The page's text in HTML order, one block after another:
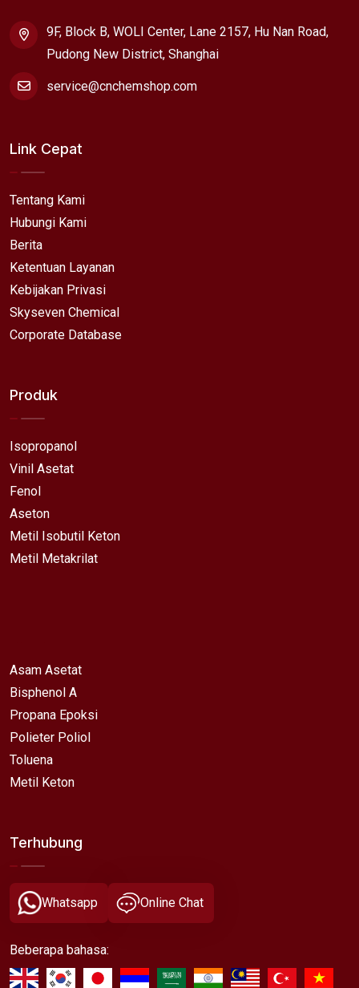
9F, Block B, WOLI Center, Lane 2157, Hu Nan Road,
Pudong New District, Shanghai
service@cnchemshop.com
Link Cepat
Tentang Kami
Hubungi Kami
Berita
Ketentuan Layanan
Kebijakan Privasi
Skyseven Chemical
Corporate Database
Produk
Isopropanol
Vinil Asetat
Fenol
Aseton
Metil Isobutil Keton
Metil Metakrilat
Asam Asetat
Bisphenol A
Propana Epoksi
Polieter Poliol
Toluena
Metil Keton
Terhubung
Whatsapp Online Chat
Beberapa bahasa: